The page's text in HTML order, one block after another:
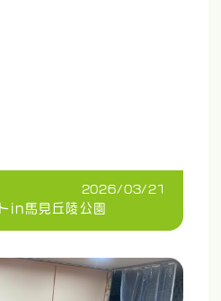
2026/03/21
in馬見丘陵公園